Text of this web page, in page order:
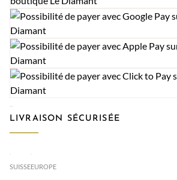
LIVRAISON SÉCURISÉE
SUISSEEUROPE